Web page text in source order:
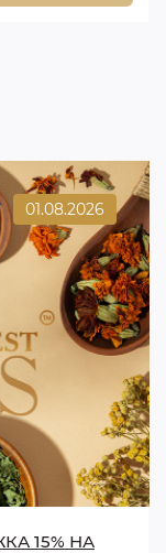
01.08.2026
15% НА